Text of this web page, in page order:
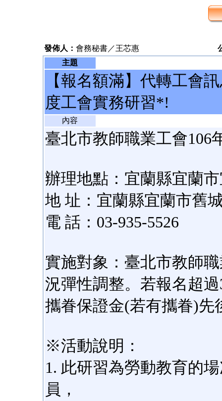
發佈人： 會務秘書／王芯惠
主題
【報名額滿】代轉工會
度工會實務研習*!
內容
臺北市教師職業工會106
辦理地點：宜蘭縣宜蘭
地 址：宜蘭縣宜蘭市舊
電 話：03-935-5526
實施對象：臺北市教師
況彈性調整。若報名超
攜眷保證金(若有攜眷)先
※活動說明：
1. 此研習為勞動教育的
員，